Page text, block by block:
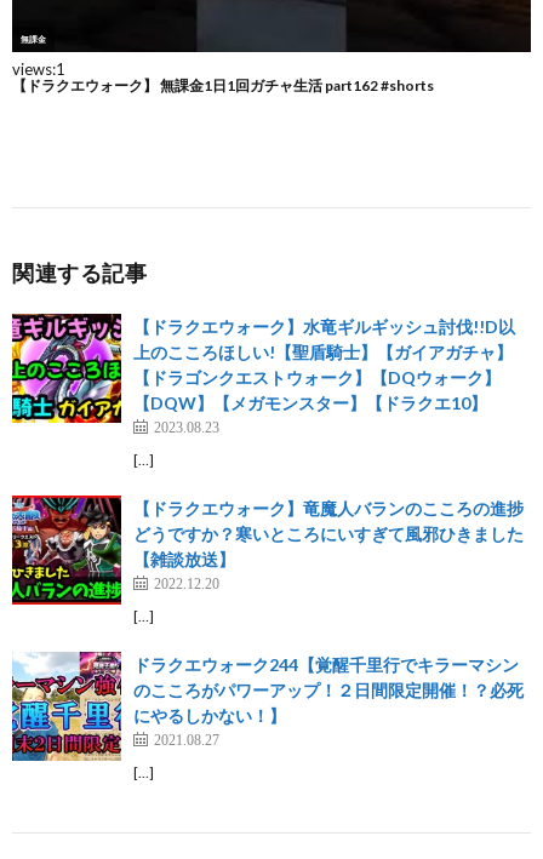
関連する記事
【ドラクエウォーク】水竜ギルギッシュ討伐!!D以
上のこころほしい!【聖盾騎士】【ガイアガチャ】
【ドラゴンクエストウォーク】【DQウォーク】
【DQW】【メガモンスター】【ドラクエ10】
2023.08.23
[…]
【ドラクエウォーク】竜魔人バランのこころの進捗
どうですか？寒いところにいすぎて風邪ひきました
【雑談放送】
2022.12.20
[…]
ドラクエウォーク244【覚醒千里行でキラーマシン
のこころがパワーアップ！２日間限定開催！？必死
にやるしかない！】
2021.08.27
[…]